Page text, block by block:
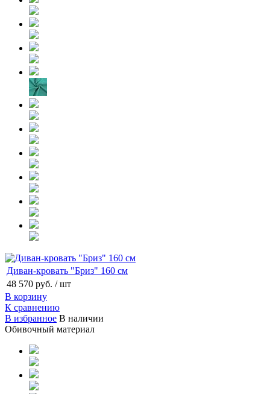
Диван-кровать "Бриз" 160 см
48 570 руб. / шт
В корзину
К сравнению
В избранное В наличии
Обивочный материал